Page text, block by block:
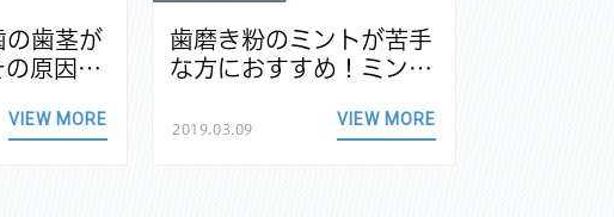
の歯茎が
の原因…
VIEW MORE
歯磨き粉のミントが苦手
な方におすすめ！ミン…
2019.03.09
VIEW MORE